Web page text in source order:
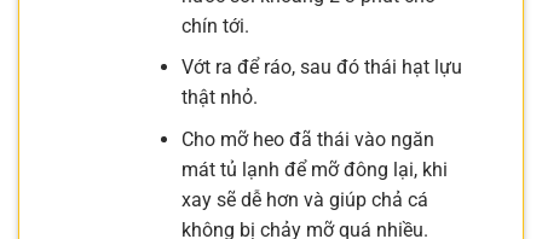
chín tới.
Vớt ra để ráo, sau đó thái hạt lựu
thật nhỏ.
Cho mỡ heo đã thái vào ngăn
mát tủ lạnh để mỡ đông lại, khi
xay sẽ dễ hơn và giúp chả cá
không bị chảy mỡ quá nhiều.